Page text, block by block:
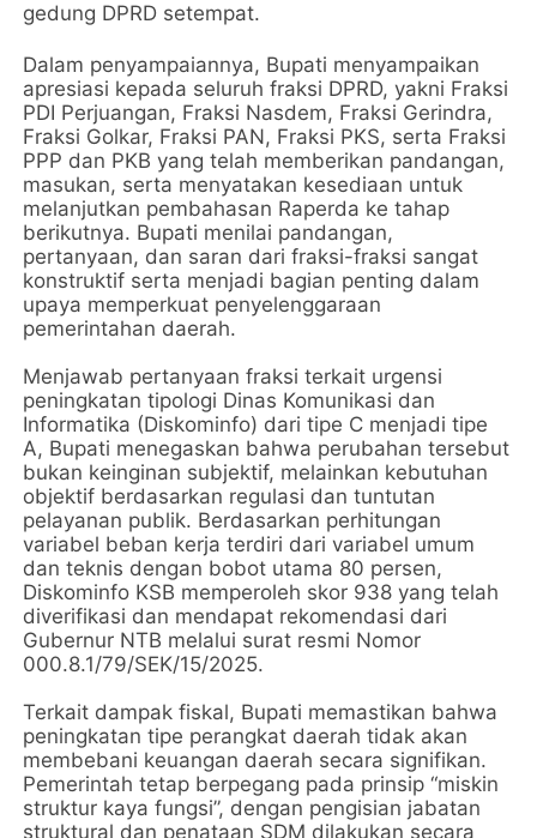
gedung DPRD setempat.
Dalam penyampaiannya, Bupati menyampaikan
apresiasi kepada seluruh fraksi DPRD, yakni Fraksi
PDI Perjuangan, Fraksi Nasdem, Fraksi Gerindra,
Fraksi Golkar, Fraksi PAN, Fraksi PKS, serta Fraksi
PPP dan PKB yang telah memberikan pandangan,
masukan, serta menyatakan kesediaan untuk
melanjutkan pembahasan Raperda ke tahap
berikutnya. Bupati menilai pandangan,
pertanyaan, dan saran dari fraksi-fraksi sangat
konstruktif serta menjadi bagian penting dalam
upaya memperkuat penyelenggaraan
pemerintahan daerah.
Menjawab pertanyaan fraksi terkait urgensi
peningkatan tipologi Dinas Komunikasi dan
Informatika (Diskominfo) dari tipe C menjadi tipe
A, Bupati menegaskan bahwa perubahan tersebut
bukan keinginan subjektif, melainkan kebutuhan
objektif berdasarkan regulasi dan tuntutan
pelayanan publik. Berdasarkan perhitungan
variabel beban kerja terdiri dari variabel umum
dan teknis dengan bobot utama 80 persen,
Diskominfo KSB memperoleh skor 938 yang telah
diverifikasi dan mendapat rekomendasi dari
Gubernur NTB melalui surat resmi Nomor
000.8.1/79/SEK/15/2025.
Terkait dampak fiskal, Bupati memastikan bahwa
peningkatan tipe perangkat daerah tidak akan
membebani keuangan daerah secara signifikan.
Pemerintah tetap berpegang pada prinsip “miskin
struktur kaya fungsi”, dengan pengisian jabatan
struktural dan penataan SDM dilakukan secara